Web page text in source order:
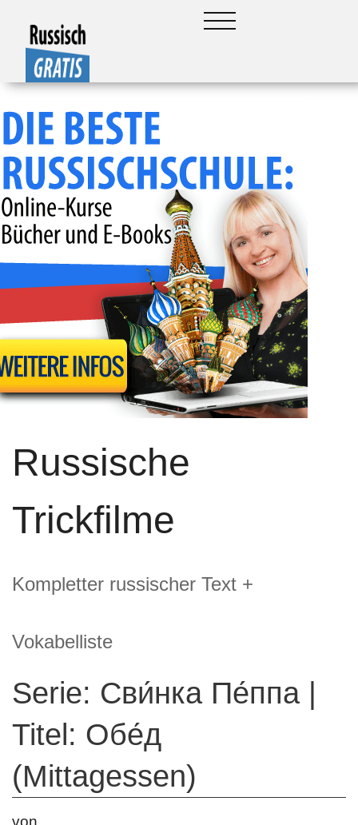
Russische
Trickfilme
Kompletter russischer Text +
Vokabelliste
Serie: Сви́нка Пе́ппа |
Titel: Обе́д
(Mittagessen)
von